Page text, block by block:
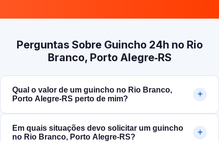
Perguntas Sobre Guincho 24h no Rio
Branco, Porto Alegre‑RS
Qual o valor de um guincho no Rio Branco,
Porto Alegre‑RS perto de mim?
Em quais situações devo solicitar um guincho
no Rio Branco, Porto Alegre‑RS?